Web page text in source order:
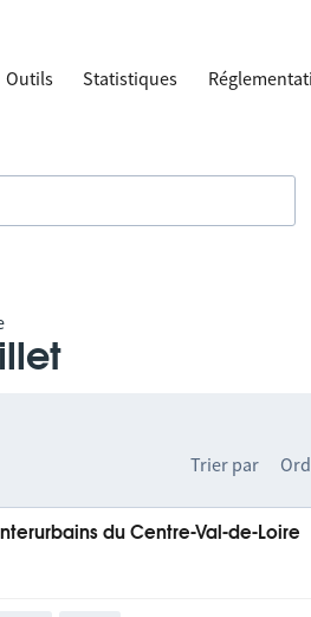
Outils Statistiques
Trier par
du Centre-Val-de-Loire